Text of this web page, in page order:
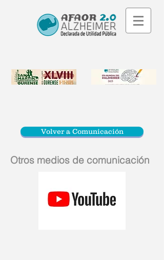
Volver a Comunicación
Otros medios de comunicación